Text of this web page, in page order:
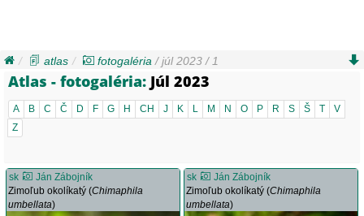
atlas fotogaléria / júl 2023 / 1
Atlas - fotogaléria: Júl 2023
A B C Č D F G H CH J K L M N O P R S Š T
V
Z
sk
Ján Zábojník
Zimoľub okolíkatý (Chimaphila
umbellata)
sk
Ján Zábojník
Zimoľub okolíkatý (Chimaphila
umbellata)